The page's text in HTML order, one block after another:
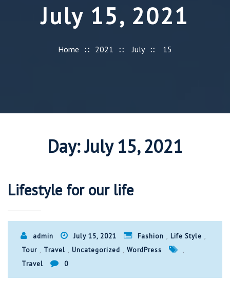
July 15, 2021
Home 2021 July 15
Day:July 15, 2021
Lifestyle for our life
admin July 15, 2021 Fashion Life Style
Tour Travel Uncategorized WordPress
Travel 0